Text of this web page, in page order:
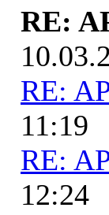
RE:
RE:
11:19
RE:
12:24